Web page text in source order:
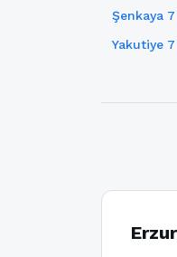
Şenkaya
Yakutiye